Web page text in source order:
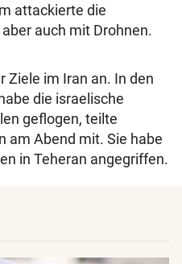
attackierte die
auch mit Drohnen.
Ziele im Iran an. In den
die israelische
geflogen, teilte
am Abend mit. Sie habe
in Teheran angegriffen.